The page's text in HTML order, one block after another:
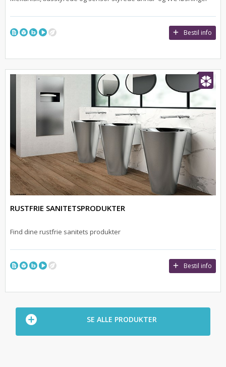
Bestil info
RUSTFRIE SANITETSPRODUKTER
Find dine rustfrie sanitets produkter
Bestil info
SE ALLE PRODUKTER